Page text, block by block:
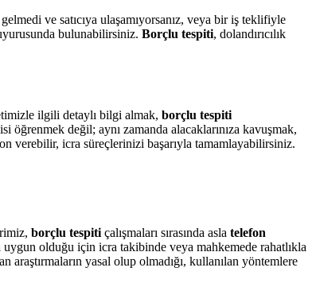
ve satıcıya ulaşamıyorsanız, veya bir iş teklifiyle
bulunabilirsiniz. Borçlu tespiti, dolandırıcılık
ilgili detaylı bilgi almak, borçlu tespiti
öğrenmek değil; aynı zamanda alacaklarınıza kavuşmak,
verebilir, icra süreçlerinizi başarıyla tamamlayabilirsiniz.
borçlu tespiti çalışmaları sırasında asla telefon
uygun olduğu için icra takibinde veya mahkemede rahatlıkla
araştırmaların yasal olup olmadığı, kullanılan yöntemlere